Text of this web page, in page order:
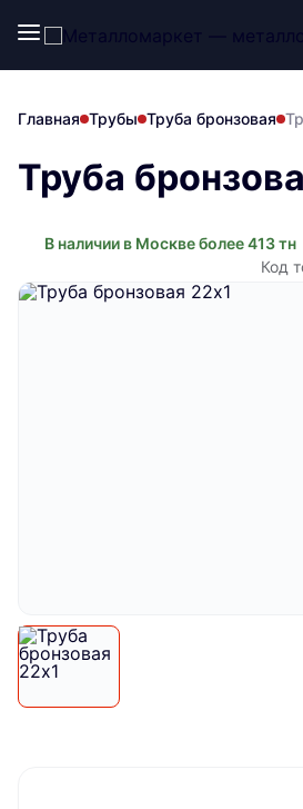
Главная Трубы Труба бронзовая
Труба
В наличии в Москве более 413 тн
Код